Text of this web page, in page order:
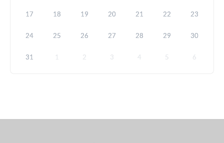
17 18 19 20 21 22 23
24 25 26 27 28 29 30
31 1 2 3 4 5 6